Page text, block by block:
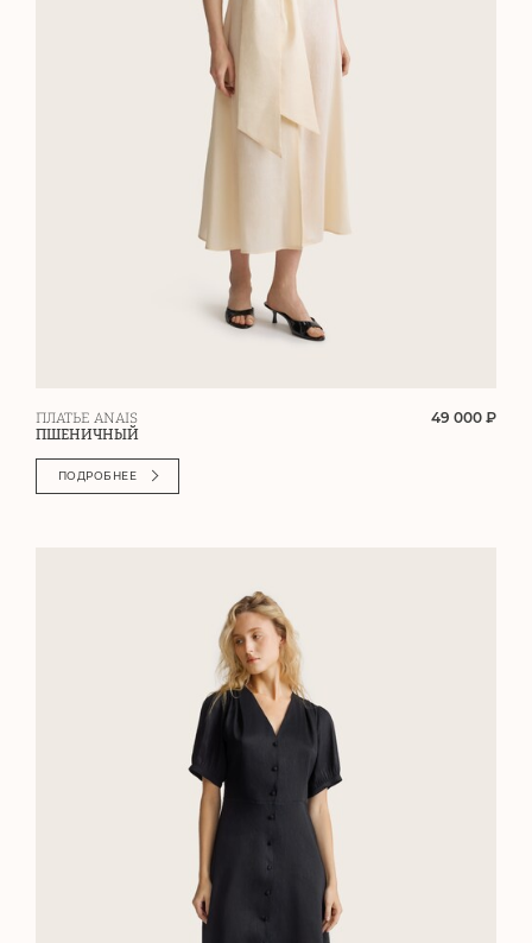
ПЛАТЬЕ ANAIS
ПШЕНИЧНЫЙ
49 000 ₽
ПОДРОБНЕЕ